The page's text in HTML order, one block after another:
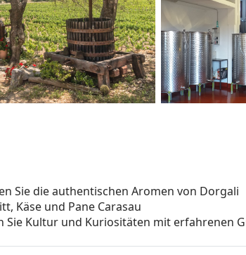
Sie die authentischen Aromen von Dorgali
Käse und Pane Carasau
Sie Kultur und Kuriositäten mit erfahrenen